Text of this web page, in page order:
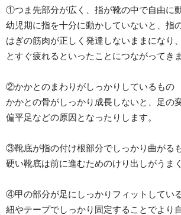
①つま先部分が広く、指が靴の中で自由に
幼児期に指を十分に動かしていないと、指
はぎの筋肉が正しく発達しないままになり
とすぐ疲れるといったことにつながってきま
②かかとのまわりがしっかりしているもの
かかとの骨がしっかり成長しないと、足の
偏平足などの原因となったりします。
③靴底が指の付け根部分でしっかり曲がる
硬い靴底は前に進むためのけり出しがうま
④甲の部分が足にしっかりフィットしてい
紐やテープでしっかり固定することでより